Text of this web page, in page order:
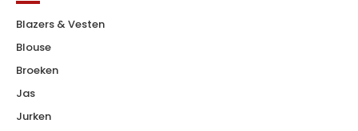
Blazers & Vesten
Blouse
Broeken
Jas
Jurken